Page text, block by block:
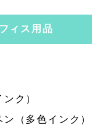
ィス用品
ク）
（多色インク）